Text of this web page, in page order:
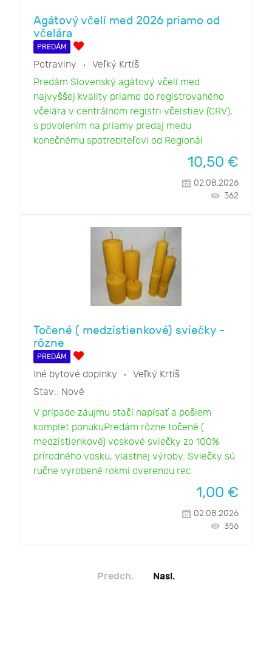
Agátový včelí med 2026 priamo od
včelára
PREDÁM
Potraviny
Veľký Krtíš
Predám Slovenský agátový včelí med
najvyššej kvality priamo do registrovaného
včelára v centrálnom registri včelstiev (CRV),
s povolením na priamy predaj medu
konečnému spotrebiteľovi od Regionál
10,50 €
02.08.2026
362
Točené ( medzistienkové) sviečky -
rôzne
PREDÁM
Iné bytové doplnky
Veľký Krtíš
Stav:: Nové
V prípade záujmu stačí napísať a pošlem
komplet ponukuPredám rôzne točené (
medzistienkové) voskové sviečky zo 100%
prírodného vosku, vlastnej výroby. Sviečky sú
ručne vyrobené rokmi overenou rec
1,00 €
02.08.2026
356
Predch. Nasl.